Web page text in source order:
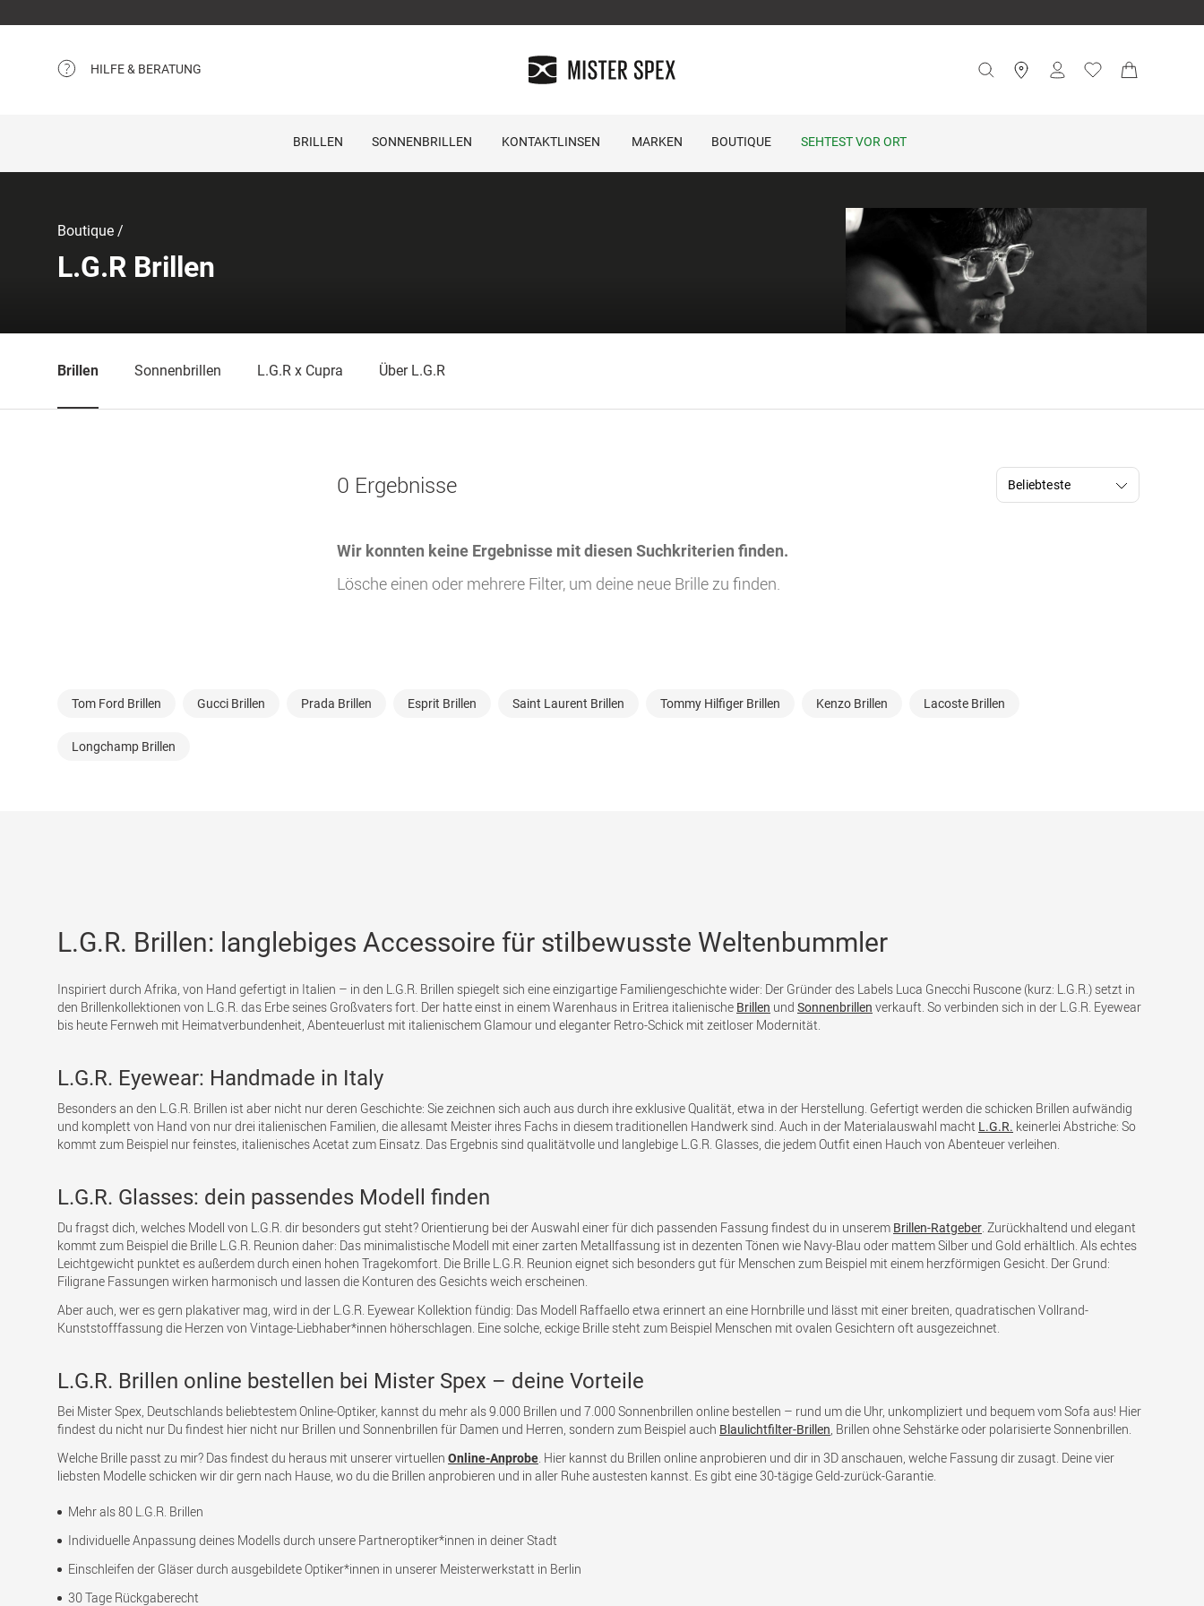
HILFE & BERATUNG
BRILLEN SONNENBRILLEN KONTAKTLINSEN MARKEN BOUTIQUE SEHTEST VOR ORT
Boutique
L.G.R Brillen
Brillen Sonnenbrillen L.G.R x Cupra Über L.G.R
0 Ergebnisse
Wir konnten keine Ergebnisse mit diesen Suchkriterien finden.
Lösche einen oder mehrere Filter, um deine neue Brille zu finden.
Tom Ford Brillen Gucci Brillen Prada Brillen Esprit Brillen Saint Laurent Brillen Tommy Hilfiger Brillen Kenzo Brillen Lacoste Brillen
Longchamp Brillen
L.G.R. Brillen: langlebiges Accessoire für stilbewusste Weltenbummler
Inspiriert durch Afrika, von Hand gefertigt in Italien – in den L.G.R. Brillen spiegelt sich eine einzigartige Familiengeschichte wider: Der Gründer des Labels Luca Gnecchi Ruscone (kurz: L.G.R.) setzt in
den Brillenkollektionen von L.G.R. das Erbe seines Großvaters fort. Der hatte einst in einem Warenhaus in Eritrea italienische Brillen und Sonnenbrillen verkauft. So verbinden sich in der L.G.R. Eyewear
bis heute Fernweh mit Heimatverbundenheit, Abenteuerlust mit italienischem Glamour und eleganter Retro-Schick mit zeitloser Modernität.
L.G.R. Eyewear: Handmade in Italy
Besonders an den L.G.R. Brillen ist aber nicht nur deren Geschichte: Sie zeichnen sich auch aus durch ihre exklusive Qualität, etwa in der Herstellung. Gefertigt werden die schicken Brillen aufwändig
und komplett von Hand von nur drei italienischen Familien, die allesamt Meister ihres Fachs in diesem traditionellen Handwerk sind. Auch in der Materialauswahl macht L.G.R. keinerlei Abstriche: So
kommt zum Beispiel nur feinstes, italienisches Acetat zum Einsatz. Das Ergebnis sind qualitätvolle und langlebige L.G.R. Glasses, die jedem Outfit einen Hauch von Abenteuer verleihen.
L.G.R. Glasses: dein passendes Modell finden
Du fragst dich, welches Modell von L.G.R. dir besonders gut steht? Orientierung bei der Auswahl einer für dich passenden Fassung findest du in unserem Brillen-Ratgeber. Zurückhaltend und elegant
kommt zum Beispiel die Brille L.G.R. Reunion daher: Das minimalistische Modell mit einer zarten Metallfassung ist in dezenten Tönen wie Navy-Blau oder mattem Silber und Gold erhältlich. Als echtes
Leichtgewicht punktet es außerdem durch einen hohen Tragekomfort. Die Brille L.G.R. Reunion eignet sich besonders gut für Menschen zum Beispiel mit einem herzförmigen Gesicht. Der Grund:
Filigrane Fassungen wirken harmonisch und lassen die Konturen des Gesichts weich erscheinen.
Aber auch, wer es gern plakativer mag, wird in der L.G.R. Eyewear Kollektion fündig: Das Modell Raffaello etwa erinnert an eine Hornbrille und lässt mit einer breiten, quadratischen Vollrand-
Kunststofffassung die Herzen von Vintage-Liebhaber*innen höherschlagen. Eine solche, eckige Brille steht zum Beispiel Menschen mit ovalen Gesichtern oft ausgezeichnet.
L.G.R. Brillen online bestellen bei Mister Spex – deine Vorteile
Bei Mister Spex, Deutschlands beliebtestem Online-Optiker, kannst du mehr als 9.000 Brillen und 7.000 Sonnenbrillen online bestellen – rund um die Uhr, unkompliziert und bequem vom Sofa aus! Hier
findest du nicht nur Du findest hier nicht nur Brillen und Sonnenbrillen für Damen und Herren, sondern zum Beispiel auch Blaulichtfilter-Brillen, Brillen ohne Sehstärke oder polarisierte Sonnenbrillen.
Welche Brille passt zu mir? Das findest du heraus mit unserer virtuellen Online-Anprobe. Hier kannst du Brillen online anprobieren und dir in 3D anschauen, welche Fassung dir zusagt. Deine vier
liebsten Modelle schicken wir dir gern nach Hause, wo du die Brillen anprobieren und in aller Ruhe austesten kannst. Es gibt eine 30-tägige Geld-zurück-Garantie.
Mehr als 80 L.G.R. Brillen
Individuelle Anpassung deines Modells durch unsere Partneroptiker*innen in deiner Stadt
Einschleifen der Gläser durch ausgebildete Optiker*innen in unserer Meisterwerkstatt in Berlin
30 Tage Rückgaberecht